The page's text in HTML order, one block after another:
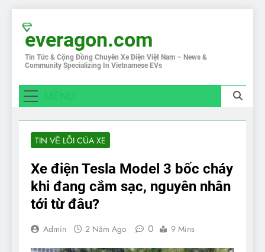
content
everagon.com
Tin Tức & Cộng Đồng Chuyên Xe Điện Việt Nam – News &
Community Specializing In Vietnamese EVs
TIN VỀ LỖI CỦA XE
Xe điện Tesla Model 3 bốc cháy
khi đang cắm sạc, nguyên nhân
tới từ đâu?
Admin 2 Năm Ago 0 9 Mins